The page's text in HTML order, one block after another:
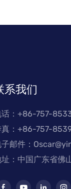
系我们
话：+86-757-
真：+86-757-
邮件：
：中国广东省佛